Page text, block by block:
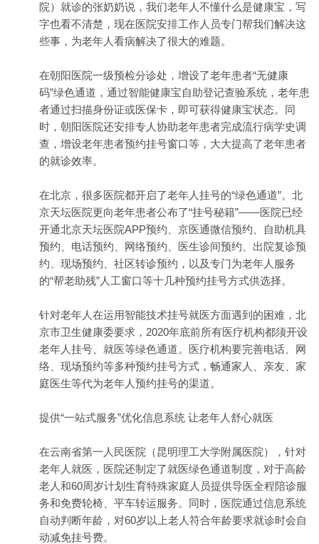
院）就诊的张奶奶说，我们老年人不懂什么是健康宝，写
字也看不清楚，现在医院安排工作人员专门帮我们解决这
些事，为老年人看病解决了很大的难题。
在朝阳医院一级预检分诊处，增设了老年患者“无健康
码”绿色通道，通过智能健康宝自助登记查验系统，老年患
者通过扫描身份证或医保卡，即可获得健康宝状态。同
时，朝阳医院还安排专人协助老年患者完成流行病学史调
查，增设老年患者预约挂号窗口等，大大提高了老年患者
的就诊效率。
在北京，很多医院都开启了老年人挂号的“绿色通道”。北
京天坛医院更向老年患者公布了“挂号秘籍”——医院已经
开通北京天坛医院APP预约、京医通微信预约、自助机具
预约、电话预约、网络预约、医生诊间预约、出院复诊预
约、现场预约、社区转诊预约，以及专门为老年人服务
的“帮老助残”人工窗口等十几种预约挂号方式供选择。
针对老年人在运用智能技术挂号就医方面遇到的困难，北
京市卫生健康委要求，2020年底前所有医疗机构都须开设
老年人挂号、就医等绿色通道。医疗机构要完善电话、网
络、现场预约等多种预约挂号方式，畅通家人、亲友、家
庭医生等代为老年人预约挂号的渠道。
提供“一站式服务”优化信息系统 让老年人舒心就医
在云南省第一人民医院（昆明理工大学附属医院），针对
老年人就医，医院还制定了就医绿色通道制度，对于高龄
老人和60周岁计划生育特殊家庭人员提供导医全程陪诊服
务和免费轮椅、平车转运服务。同时，医院通过信息系统
自动判断年龄，对60岁以上老人符合年龄要求就诊时会自
动减免挂号费。